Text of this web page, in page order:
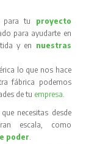
para tu proyecto
para ayudarte en
y en nuestras
lo que nos hace
fábrica podemos
de tu empresa.
necesitas desde
escala, como
poder.